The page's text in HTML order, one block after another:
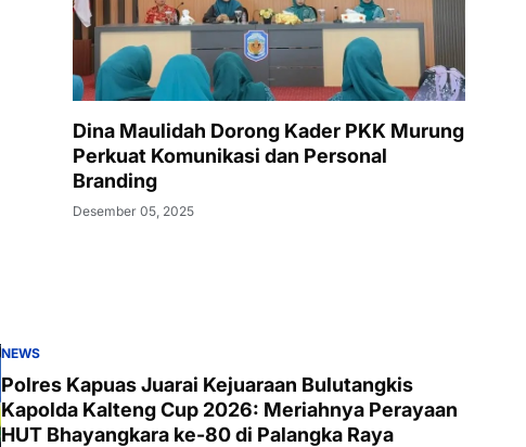
Dina Maulidah Dorong Kader PKK Murung
Perkuat Komunikasi dan Personal
Branding
Desember 05, 2025
NEWS
Polres Kapuas Juarai Kejuaraan Bulutangkis
Kapolda Kalteng Cup 2026: Meriahnya Perayaan
HUT Bhayangkara ke-80 di Palangka Raya